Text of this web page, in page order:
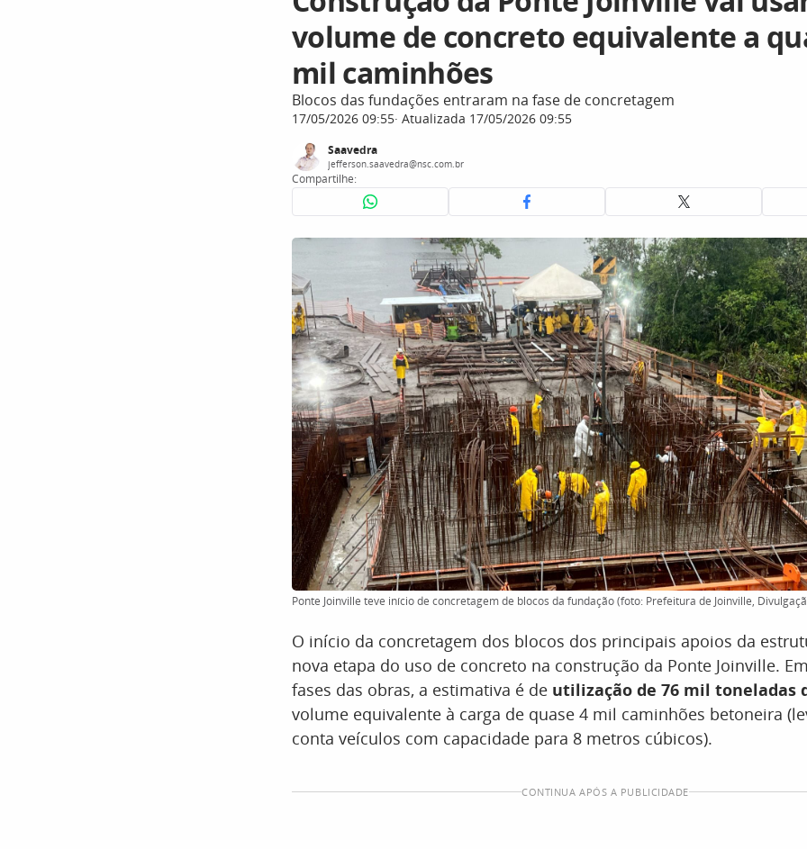
volume de concreto equivalente a
mil caminhões
Blocos das fundações entraram na fase de concretagem
17/05/2026 09:55 Atualizada 17/05/2026 09:55
Saavedra
jefferson.saavedra@nsc.com.br
Compartilhe:
Ponte Joinville teve início de concretagem de blocos da fundação (foto: Prefeitura de Joinville,
O início da concretagem dos blocos dos principais apoios da
nova etapa do uso de concreto na construção da Ponte Joinville.
fases das obras, a estimativa é de utilização de 76 mil toneladas
volume equivalente à carga de quase 4 mil caminhões betoneira
conta veículos com capacidade para 8 metros cúbicos).
CONTINUA APÓS A PUBLICIDADE